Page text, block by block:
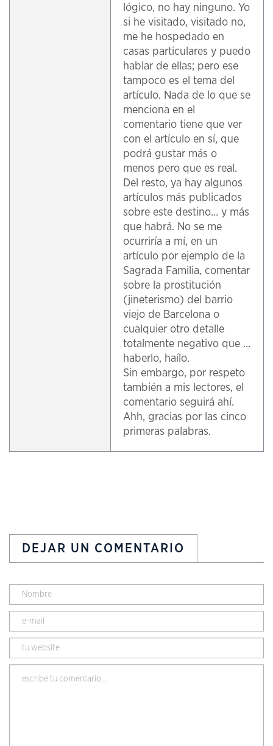
lógico, no hay ninguno. Yo
si he visitado, visitado no,
me he hospedado en
casas particulares y puedo
hablar de ellas; pero ese
tampoco es el tema del
artículo. Nada de lo que se
menciona en el
comentario tiene que ver
con el artículo en sí, que
podrá gustar más o
menos pero que es real.
Del resto, ya hay algunos
artículos más publicados
sobre este destino… y más
que habrá. No se me
ocurriría a mí, en un
artículo por ejemplo de la
Sagrada Familia, comentar
sobre la prostitución
(jineterismo) del barrio
viejo de Barcelona o
cualquier otro detalle
totalmente negativo que …
haberlo, haílo.
Sin embargo, por respeto
también a mis lectores, el
comentario seguirá ahí.
Ahh, gracias por las cinco
primeras palabras.
DEJAR UN COMENTARIO